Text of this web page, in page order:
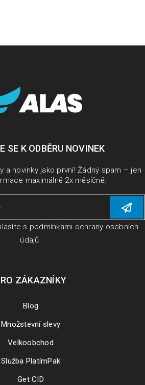
SE K ODBĚRU NOVINEK
a novinky jako první! Žádný spam – jen
maximálně 2x měsíčně.
s podmínkami ochrany osobních
údajů.
ZÁKAZNÍKY
Blog
Množstevní slevy
Velkoobchod
Služba PlatímPak
Get CID